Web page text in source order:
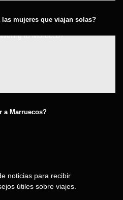
mujeres que viajan solas?
a Marruecos?
noticias para recibir
útiles sobre viajes.